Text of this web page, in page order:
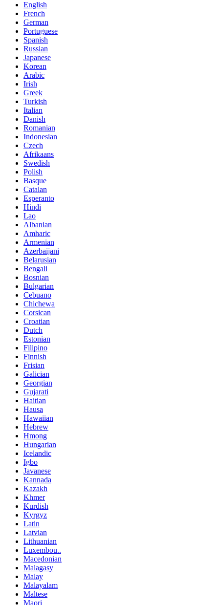
English
French
German
Portuguese
Spanish
Russian
Japanese
Korean
Arabic
Irish
Greek
Turkish
Italian
Danish
Romanian
Indonesian
Czech
Afrikaans
Swedish
Polish
Basque
Catalan
Esperanto
Hindi
Lao
Albanian
Amharic
Armenian
Azerbaijani
Belarusian
Bengali
Bosnian
Bulgarian
Cebuano
Chichewa
Corsican
Croatian
Dutch
Estonian
Filipino
Finnish
Frisian
Galician
Georgian
Gujarati
Haitian
Hausa
Hawaiian
Hebrew
Hmong
Hungarian
Icelandic
Igbo
Javanese
Kannada
Kazakh
Khmer
Kurdish
Kyrgyz
Latin
Latvian
Lithuanian
Luxembou..
Macedonian
Malagasy
Malay
Malayalam
Maltese
Maori